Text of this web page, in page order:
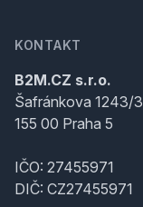
KONTAKT
B2M.CZ s.r.o.
Šafránkova 1243/3
155 00 Praha 5
IČO: 27455971
DIČ: CZ27455971